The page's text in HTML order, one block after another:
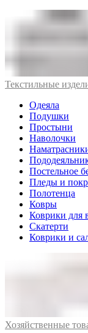
Текстильные
Одеяла
Подушки
Простыни
Наволочки
Постельное
Пледы и
Полотенца
Ковры
Коврики для
Скатерти
Коврики и
Хозяйственные